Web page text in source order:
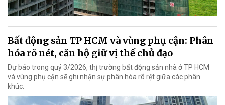
Bất động sản TP HCM và vùng phụ cận: Phân
hóa rõ nét, căn hộ giữ vị thế chủ đạo
Dự báo trong quý 3/2026, thị trường bất động sản nhà ở TP HCM
và vùng phụ cận sẽ ghi nhận sự phân hóa rõ rệt giữa các phân
khúc.